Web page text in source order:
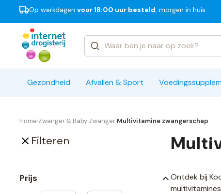
Op werkdagen voor 18:00 uur besteld, morgen in huis
Gezondheid Afvallen & Sport
Merken
Home›Zwanger & Baby›Zwanger›Multivitamine zwangerschap
Filteren
Prijs
Ontdek bij